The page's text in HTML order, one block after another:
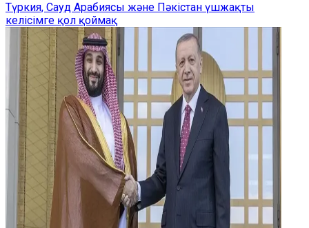
Түркия, Сауд Арабиясы және Пәкістан үшжақты
келісімге қол қоймақ